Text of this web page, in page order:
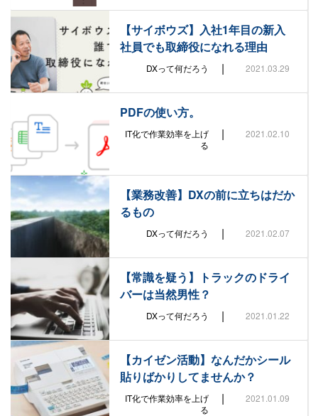
【サイボウズ】入社1年目の新入
社員でも取締役になれる理由
DXって何だろう | 2021.03.29
PDFの使い方。
IT化で作業効率を上げ
る
| 2021.02.10
【業務改善】DXの前に立ちはだか
るもの
DXって何だろう | 2021.02.07
【常識を疑う】トラックのドライ
バーは当然男性？
DXって何だろう | 2021.01.22
【カイゼン活動】なんだかシール
貼りばかりしてませんか？
IT化で作業効率を上げ
る
| 2021.01.09